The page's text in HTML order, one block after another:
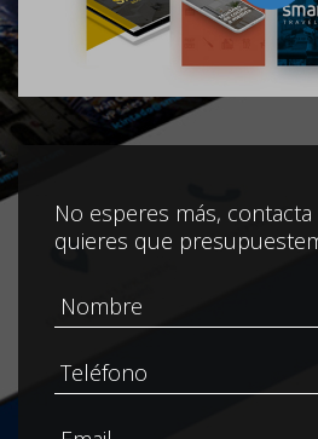
No esperes más,
quieres que